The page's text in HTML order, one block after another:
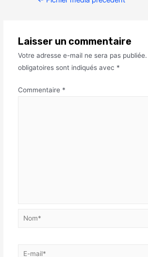
Laisser un commentaire
Votre adresse e-mail ne sera pas publiée.
obligatoires sont indiqués avec *
Commentaire *